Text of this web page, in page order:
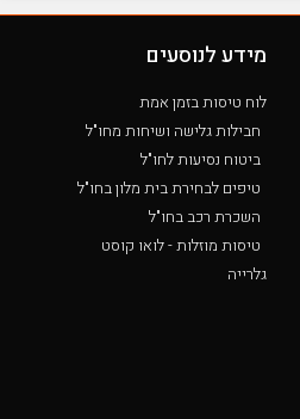
מידע לנוסעים
לוח טיסות בזמן אמת
חבילות גלישה ושיחות מחו"ל
ביטוח נסיעות לחו"ל
טיפים לבחירת בית מלון בחו"ל
השכרת רכב בחו"ל
טיסות מוזלות - לואו קוסט
גלרייה